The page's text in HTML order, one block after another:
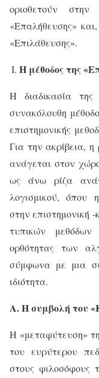
οριοθετούν
«Επαλήθευσης»
«Επιλάθευσης».
Η μέθοδος της
Η διαδικασία της
συνακόλουθη
επιστημονικής
Για την ακρίβεια,
ανάγεται στον
ως άνω ρίζα
λογισμικού, όπου
στην επιστημονική
τυπικών
ορθότητας των
σύμφωνα με μια
ιδιότητα.
Α. Η συμβολή του
Η «μεταφύτευση»
του ευρύτερου
στους φιλοσόφους